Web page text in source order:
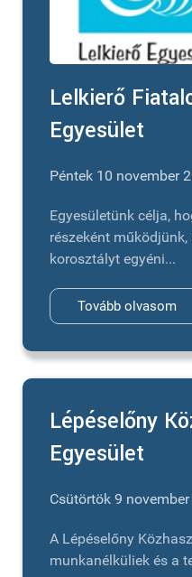
Lelkierő
Egyesület
Péntek 10 november
Egyesületünk célja,
részeként
korosztályt egyéni...
Tovább olvasom
Lépéselőny
Egyesület
Csütörtök 9
A Lépéselőny
munkanélküliek és a